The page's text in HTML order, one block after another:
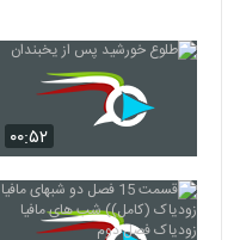
۰۰:۵۲